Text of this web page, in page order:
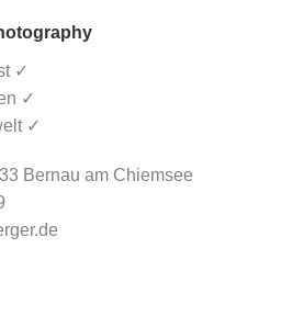
✓
✓
✓
Bernau am Chiemsee